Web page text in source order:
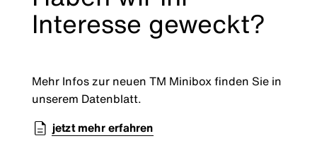
Interesse geweckt?
Mehr Infos zur neuen TM Minibox finden Sie in
unserem Datenblatt.
jetzt mehr erfahren